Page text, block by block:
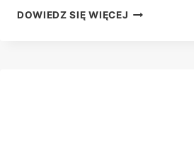
DOWIEDZ SIĘ WIĘCEJ SUKCES